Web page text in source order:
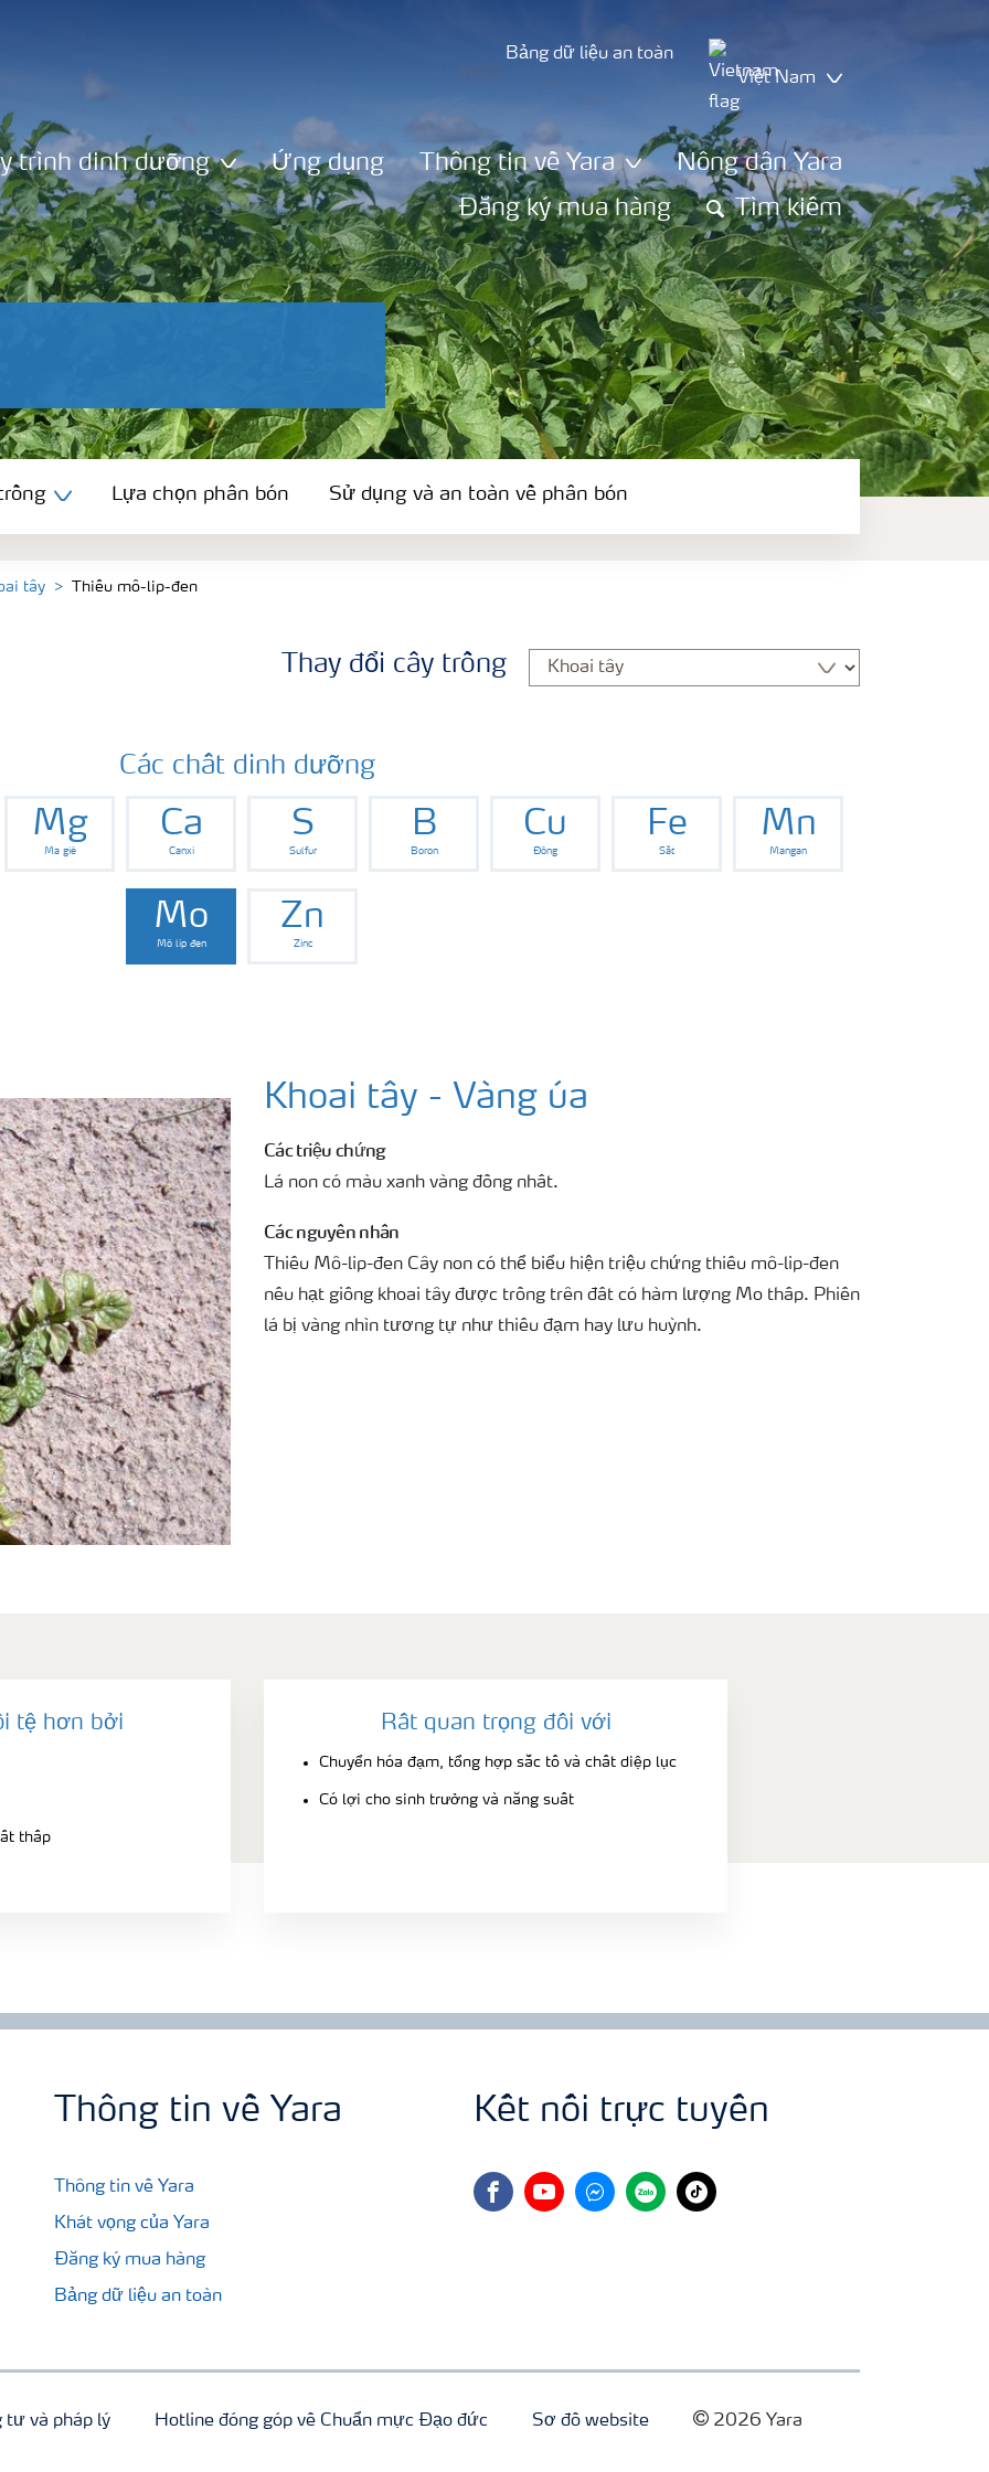
Bảng dữ liệu an toàn
Việt Nam
trình dinh dưỡng Ứng dụng Thông tin về Yara
Nông dân Yara
Đăng ký mua hàng
Tìm kiếm
Lựa chọn phân bón Sử dụng và an toàn về phân bón
tây Thiếu mô-lip-đen
Thay đổi cây trồng
Các chất dinh dưỡng
Mg
Ma giê
Ca
Canxi
S
Sulfur
B
Boron
Cu
Đồng
Fe
Sắt
Mn
Mangan
Mo
Mô lip đen
Zn
Zinc
Khoai tây - Vàng úa
Các triệu chứng
Lá non có màu xanh vàng đồng nhất.
Các nguyên nhân
Thiếu Mô-lip-đen Cây non có thể biểu hiện triệu chứng thiếu mô-lip-đen
nếu hạt giống khoai tây được trồng trên đất có hàm lượng Mo thấp. Phiến
lá bị vàng nhìn tương tự như thiếu đạm hay lưu huỳnh.
tệ hơn bởi
thấp
Rất quan trọng đối với
Chuyển hóa đạm, tổng hợp sắc tố và chất diệp lục
Có lợi cho sinh trưởng và năng suất
Thông tin về Yara
Thông tin về Yara
Khát vọng của Yara
Đăng ký mua hàng
Bảng dữ liệu an toàn
Kết nối trực tuyến
facebookyoutube
fb zalo tiktok
tư và pháp lý Hotline đóng góp về Chuẩn mực Đạo đức Sơ đồ website 2026 Yara